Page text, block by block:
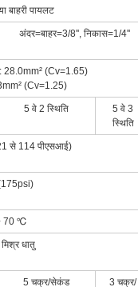
बाहरी पायलट
अंदर=बाहर=3/8'', निकास=1/4''
(Cv=1.65)
(Cv=1.25)
5 वे 2 स्थिति
5 वे 3
स्थिति
से 114 पीएसआई)
70 ℃
धातु
5 चक्र/सेकंड
3 चक्र/